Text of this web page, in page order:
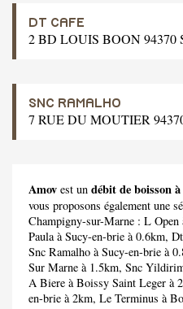
DT CAFE
2 BD LOUIS BOON 94370
SNC RAMALHO
7 RUE DU MOUTIER
Amov est un débit de boisson
vous proposons également une
Champigny-sur-Marne : L Open
Paulaà Sucy-en-brie à 0.6km,
Snc Ramalho à Sucy-en-brie à
Sur Marne à 1.5km, Snc
A Biere à Boissy Saint Leger à
en-brie à 2km, Le Terminus à